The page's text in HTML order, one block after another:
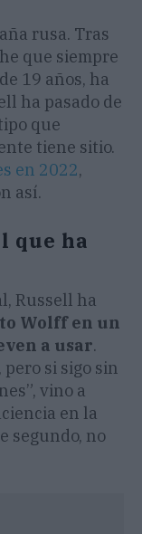
rusa. Tras
que siempre
19 años, ha
ha pasado de
que
tiene sitio.
en 2022,
así.
que ha
Russell ha
Wolff en un
a usar.
pero si sigo sin
vino a
en la
segundo, no